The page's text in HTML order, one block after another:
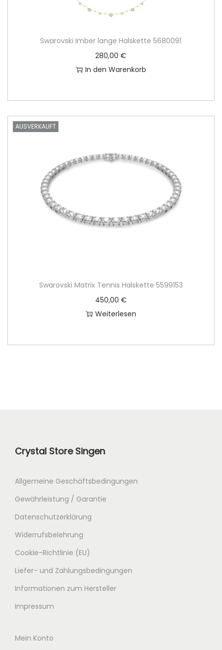
Swarovski Imber lange Halskette 5680091
280,00€
In den Warenkorb
AUSVERKAUFT
Swarovski Matrix Tennis Halskette 5599153
450,00 €
Weiterlesen
Crystal Store Singen
Allgemeine Geschäftsbedingungen
Gewährleistung / Garantie
Datenschutzerklärung
Widerrufsbelehrung
Cookie-Richtlinie (EU)
Liefer- und Zahlungsbedingungen
Informationen zum Hersteller
Impressum
Mein Konto